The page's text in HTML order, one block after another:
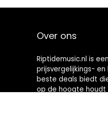
Over ons
Riptidemusic.nl is
prijsvergelijkings-
beste deals biedt
op de hoogte